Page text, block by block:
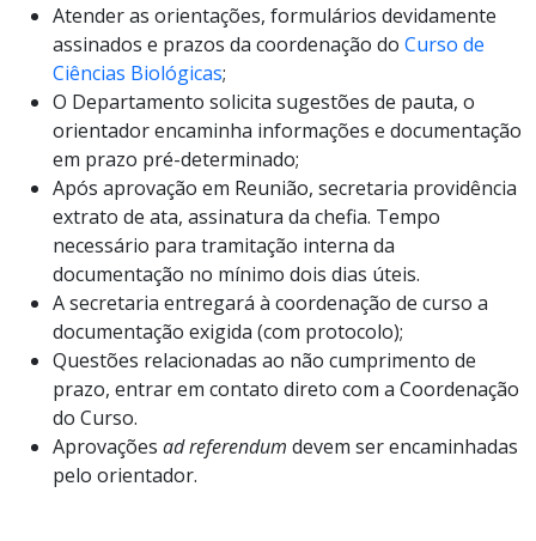
Atender as orientações, formulários devidamente
assinados e prazos da coordenação do Curso de
Ciências Biológicas;
O Departamento solicita sugestões de pauta, o
orientador encaminha informações e documentação
em prazo pré-determinado;
Após aprovação em Reunião, secretaria providência
extrato de ata, assinatura da chefia. Tempo
necessário para tramitação interna da
documentação no mínimo dois dias úteis.
A secretaria entregará à coordenação de curso a
documentação exigida (com protocolo);
Questões relacionadas ao não cumprimento de
prazo, entrar em contato direto com a Coordenação
do Curso.
Aprovações ad referendum devem ser encaminhadas
pelo orientador.